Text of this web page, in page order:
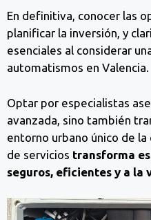
En definitiva, conocer las
planificar la inversión, y
esenciales al considerar
automatismos en Valencia.
Optar por especialistas
avanzada, sino también
entorno urbano único de
de servicios transforma
seguros, eficientes y a la